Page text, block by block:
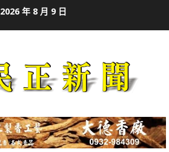
2026 年 8 月 9 日